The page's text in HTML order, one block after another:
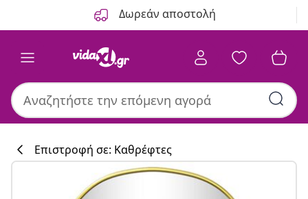
Δωρεάν αποστολή
Επιστροφή σε: Καθρέφτες